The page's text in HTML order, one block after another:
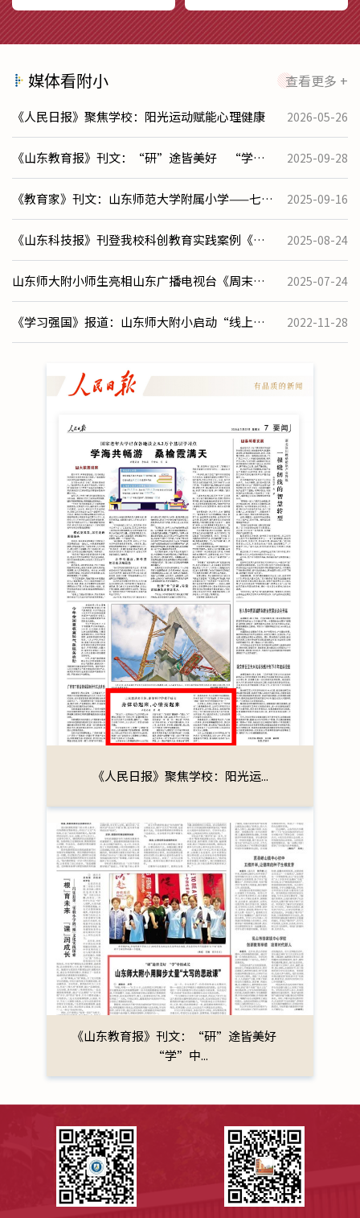
媒体看附小 查看更多 +
《人民日报》聚焦学校：阳光运动赋能心理健康 2026-05-26
《山东教育报》刊文：“研”途皆美好 “学”
中悟成长——山东师大附小用脚步丈量“大写的思
政课”
2025-09-28
《教育家》刊文：山东师范大学附属小学——七秩
弦歌育桃李 萤火星河映初心
2025-09-16
《山东科技报》刊登我校科创教育实践案例《让
科技教育扎根日常》
2025-08-24
山东师大附小师生亮相山东广播电视台《周末说
法》，共话法制校园建设
2025-07-24
《学习强国》报道：山东师大附小启动“线上双
师”课堂：暖心陪伴 助学生健康成长
2022-11-28
《人民日报》聚焦学校：阳光运...
《山东教育报》刊文：“研”途皆美好
“学”中...